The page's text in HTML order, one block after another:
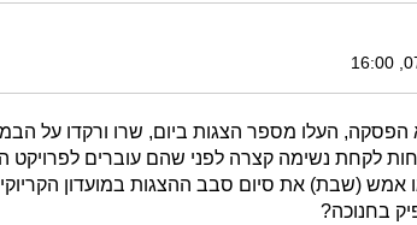
הפסקה, העלו מספר הצגות ביום, שרו ורקדו על
לקחת נשימה קצרה לפני שהם עוברים לפרויקט
אמש (שבת) את סיום סבב ההצגות במועדון
בחנוכה?